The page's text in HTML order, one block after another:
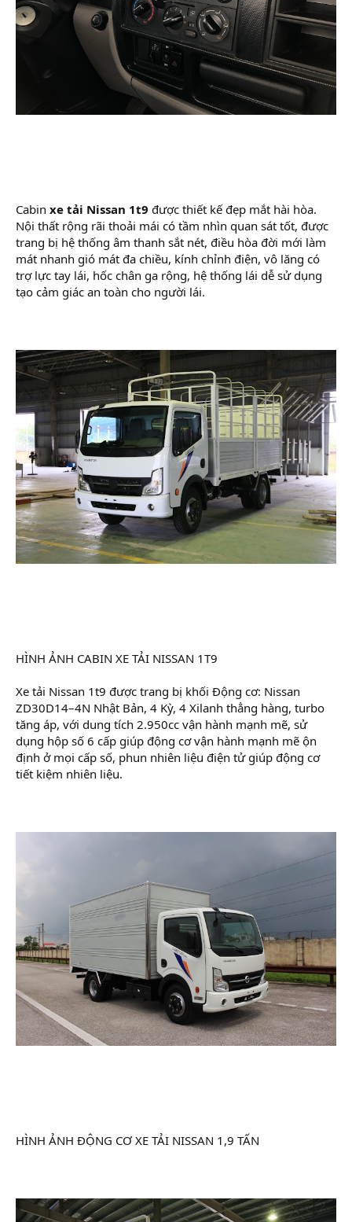
Cabin xe tải Nissan 1t9 được thiết kế đẹp mắt hài hòa.
Nội thất rộng rãi thoải mái có tầm nhìn quan sát tốt, được
trang bị hệ thống âm thanh sắt nét, điều hòa đời mới làm
mát nhanh gió mát đa chiều, kính chỉnh điện, vô lăng có
trợ lực tay lái, hốc chân ga rộng, hệ thống lái dễ sử dụng
tạo cảm giác an toàn cho người lái.
HÌNH ẢNH CABIN XE TẢI NISSAN 1T9
Xe tải Nissan 1t9 được trang bị khối Động cơ: Nissan
ZD30D14–4N Nhật Bản, 4 Kỳ, 4 Xilanh thẳng hàng, turbo
tăng áp, với dung tích 2.950cc vận hành mạnh mẽ, sử
dụng hộp số 6 cấp giúp động cơ vận hành mạnh mẽ ộn
định ở mọi cấp số, phun nhiên liệu điện tử giúp động cơ
tiết kiệm nhiên liệu.
HÌNH ẢNH ĐỘNG CƠ XE TẢI NISSAN 1,9 TẤN